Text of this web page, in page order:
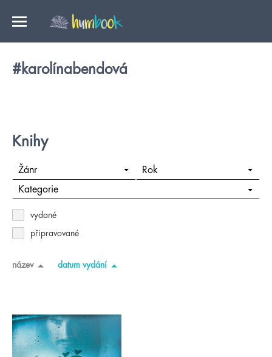
#karolínabendová
Knihy
Žánr Rok
Kategorie
vydané
připravované
název datum vydání